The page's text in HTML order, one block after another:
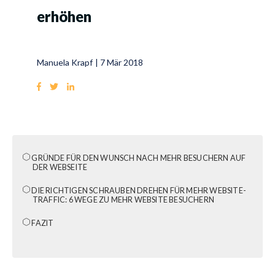
erhöhen
Manuela Krapf 7 Mär 2018
GRÜNDE FÜR DEN WUNSCH NACH MEHR BESUCHERN AUF
DER WEBSEITE
DIE RICHTIGEN SCHRAUBEN DREHEN FÜR MEHR WEBSITE-
TRAFFIC: 6 WEGE ZU MEHR WEBSITE BESUCHERN
FAZIT